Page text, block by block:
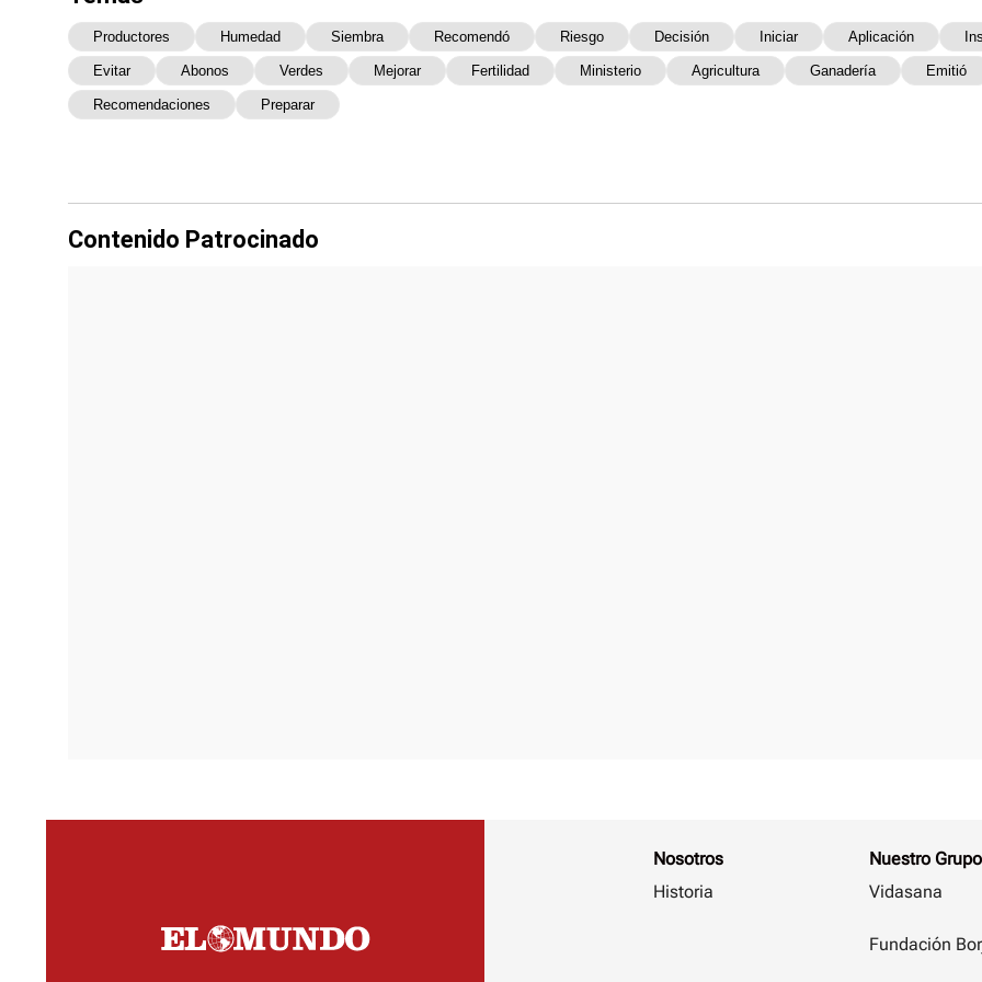
Productores Humedad Siembra Recomendó Riesgo Decisión Iniciar Aplicación
Evitar Abonos Verdes Mejorar Fertilidad Ministerio Agricultura Ganadería Emitió
Recomendaciones Preparar
Contenido Patrocinado
Nosotros
Historia
Nuestro Grupo
Vidasana
Fundación